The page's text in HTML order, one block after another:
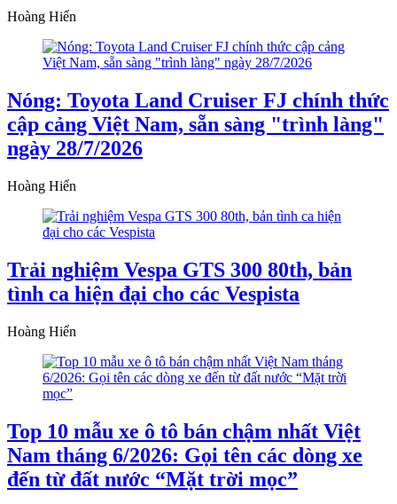
Hoàng Hiển
Nóng: Toyota Land Cruiser FJ chính thức
cập cảng Việt Nam, sẵn sàng "trình làng"
ngày 28/7/2026
Hoàng Hiển
Trải nghiệm Vespa GTS 300 80th, bản
tình ca hiện đại cho các Vespista
Hoàng Hiển
Top 10 mẫu xe ô tô bán chậm nhất Việt
Nam tháng 6/2026: Gọi tên các dòng xe
đến từ đất nước “Mặt trời mọc”